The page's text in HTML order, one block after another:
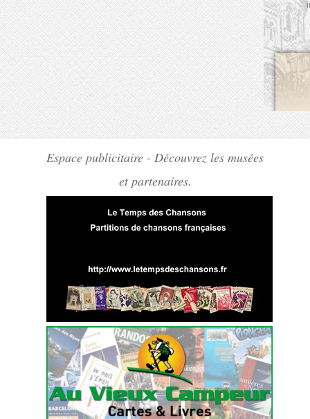
Espace publicitaire - Découvrez les musées
et partenaires.